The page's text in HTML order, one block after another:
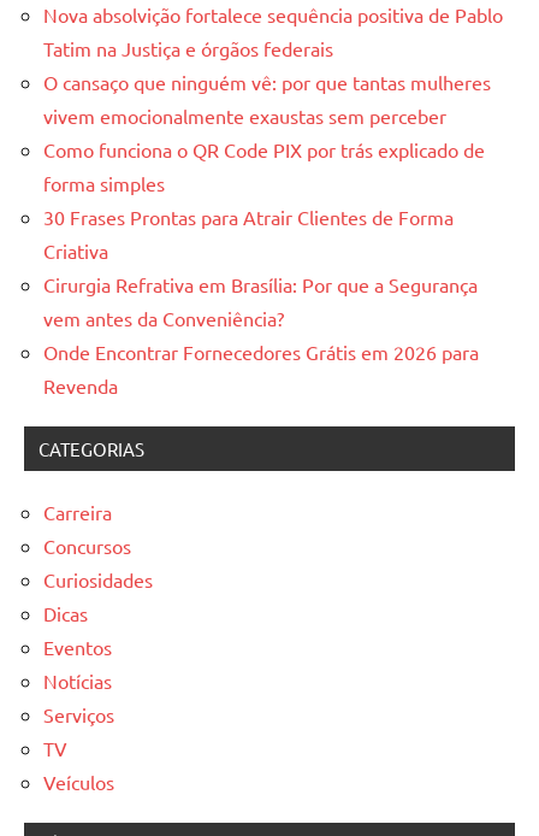
Nova absolvição fortalece sequência positiva de Pablo
Tatim na Justiça e órgãos federais
O cansaço que ninguém vê: por que tantas mulheres
vivem emocionalmente exaustas sem perceber
Como funciona o QR Code PIX por trás explicado de
forma simples
30 Frases Prontas para Atrair Clientes de Forma
Criativa
Cirurgia Refrativa em Brasília: Por que a Segurança
vem antes da Conveniência?
Onde Encontrar Fornecedores Grátis em 2026 para
Revenda
CATEGORIAS
Carreira
Concursos
Curiosidades
Dicas
Eventos
Notícias
Serviços
TV
Veículos